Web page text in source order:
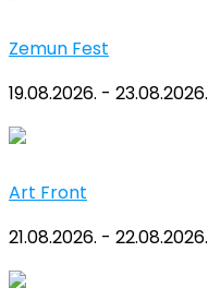
Zemun Fest
19.08.2026. - 23.08.2026.
Art Front
21.08.2026. - 22.08.2026.